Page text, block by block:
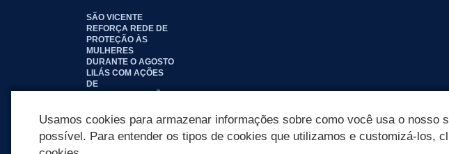
SÃO VICENTE
REFORÇA REDE DE
PROTEÇÃO ÀS
MULHERES
DURANTE O AGOSTO
LILÁS COM AÇÕES
DE
Usamos cookies para armazenar informações sobre como você usa o
possível. Para entender os tipos de cookies que utilizamos e customizá-los,